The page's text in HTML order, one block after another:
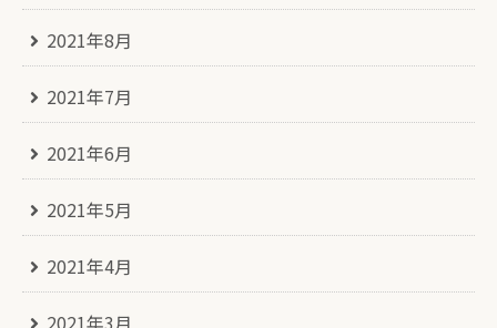
2021年8月
2021年7月
2021年6月
2021年5月
2021年4月